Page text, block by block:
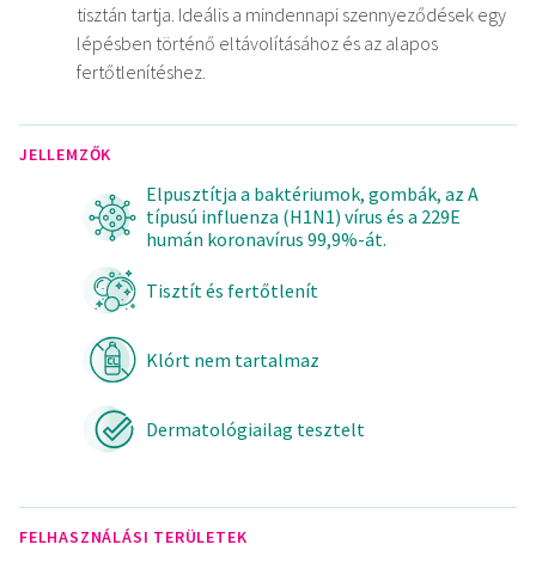
tisztán tartja. Ideális a mindennapi szennyeződések egy
lépésben történő eltávolításához és az alapos
fertőtlenítéshez.
JELLEMZŐK
Elpusztítja a baktériumok, gombák, az A
típusú influenza (H1N1) vírus és a 229E
humán koronavírus 99,9%-át.
Tisztít és fertőtlenít
Klórt nem tartalmaz
Dermatológiailag tesztelt
FELHASZNÁLÁSI TERÜLETEK